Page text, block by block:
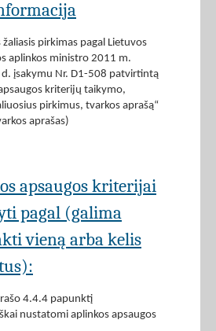
pirkimas pagal Lietuvos
aplinkos ministro 2011 m.
d. įsakymu Nr. D1-508 patvirtintą
kriterijų taikymo,
pirkimus, tvarkos aprašą“
aprašas)
apsaugos kriterijai
pagal (galima
vieną arba kelis
4.4.4 papunktį
nustatomi aplinkos apsaugos